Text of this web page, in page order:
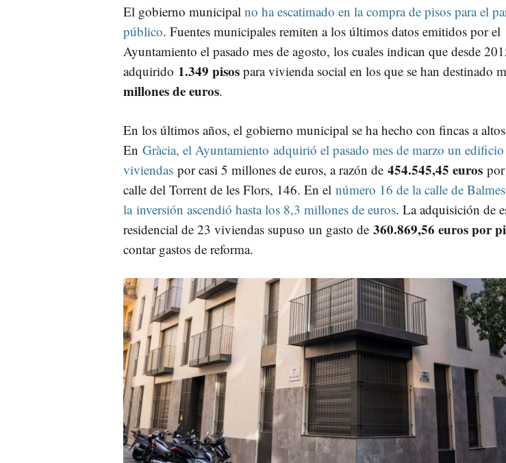
El gobierno municipal no ha escatimado en la compra de pisos para el
público. Fuentes municipales remiten a los últimos datos emitidos por el
Ayuntamiento el pasado mes de agosto, los cuales indican que desde
adquirido 1.349 pisos para vivienda social en los que se han destinado
millones de euros.
En los últimos años, el gobierno municipal se ha hecho con fincas a
En Gràcia, el Ayuntamiento adquirió el pasado mes de marzo un edificio
viviendas por casi 5 millones de euros, a razón de 454.545,45 euros
calle del Torrent de les Flors, 146. En el número 16 de la calle de
la inversión ascendió hasta los 8,3 millones de euros. La adquisición de
residencial de 23 viviendas supuso un gasto de 360.869,56 euros por
contar gastos de reforma.